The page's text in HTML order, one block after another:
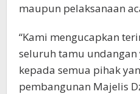
maupun pelaksanaan
“Kami mengucapkan
seluruh tamu
kepada semua pihak
pembangunan Majelis